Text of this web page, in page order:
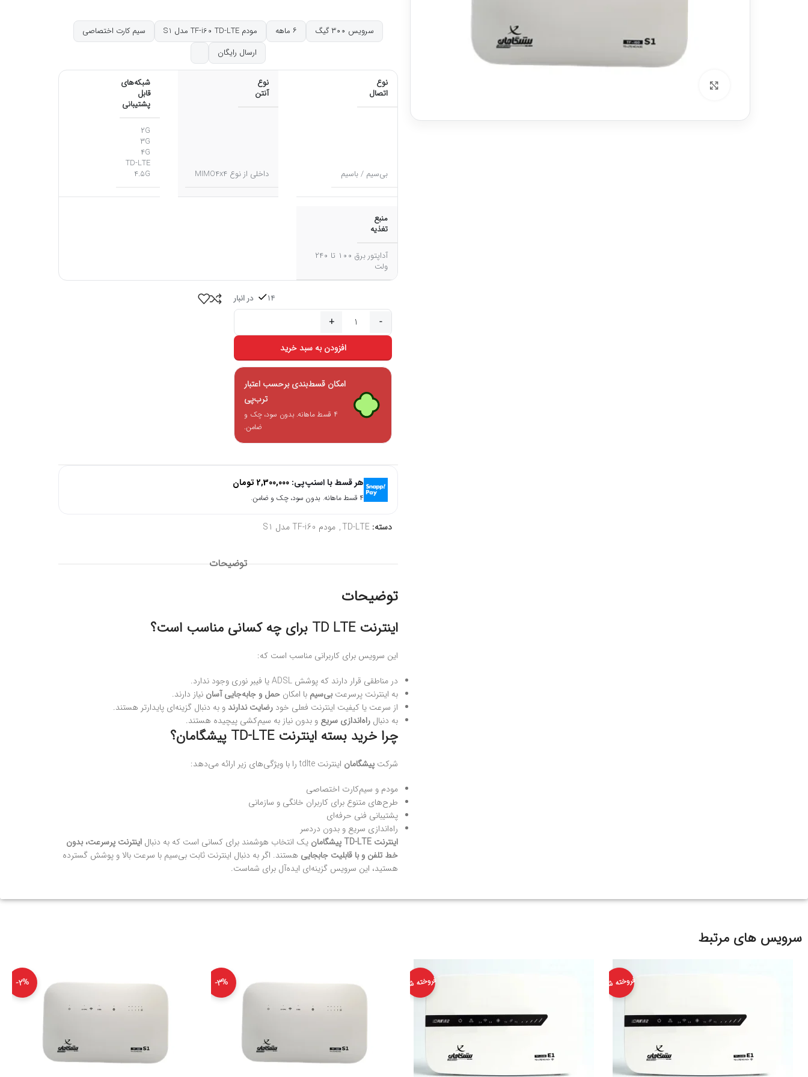
سرویس ۳۰۰ گیگ ۶ ماهه مودم TF-i60 TD-LTE مدل S1
سیم کارت اختصاصی
ارسال رایگان
نوع
اتصال
بی‌سیم / باسیم
نوع
آنتن
داخلی از نوع MIMO۴x۴
شبکه‌های
قابل
پشتیبانی
۲G
۳G
۴G
TD-LTE
۴.۵G
منبع
تغذیه
آداپتور برق ۱۰۰ تا ۲۴۰
ولت
14 در انبار
افزودن به سبد خرید
امکان قسط‌بندی برحسب اعتبار
ترب‌پی
۴ قسط ماهانه. بدون سود، چک و
ضامن.
هر قسط با اسنپ‌پی: 2,300,000 تومان
۴ قسط ماهانه. بدون سود، چک و ضامن.
دسته: TD-LTE
, مودم TF-i60 مدل S1
توضیحات
توضیحات
اینترنت TD LTE برای چه کسانی مناسب است؟
این سرویس برای کاربرانی مناسب است که:
در مناطقی قرار دارند که پوشش ADSL یا فیبر نوری وجود ندارد.
به اینترنت پرسرعتبی‌سیم با امکان حمل و جابه‌جایی آسان نیاز دارند.
از سرعت یا کیفیت اینترنت فعلی خود رضایت ندارندو به دنبال گزینه‌ای پایدارتر هستند.
به دنبال راه‌اندازی سریع و بدون نیاز به سیم‌کشی پیچیده هستند.
چرا خرید بسته اینترنت TD-LTE پیشگامان؟
شرکت پیشگامان اینترنت tdlte را با ویژگی‌های زیر ارائه می‌دهد:
مودم و سیم‌کارت اختصاصی
طرح‌های متنوع برای کاربران خانگی و سازمانی
پشتیبانی فنی حرفه‌ای
راه‌اندازی سریع و بدون دردسر
اینترنت TD-LTE پیشگامان
یک انتخاب هوشمند برای کسانی است که به دنبال اینترنت پرسرعت، بدون
خط تلفن و با قابلیت جابجایی هستند. اگر به دنبال اینترنت ثابت بی‌سیم با سرعت بالا و پوشش گسترده
هستید، این سرویس گزینه‌ای ایده‌آل برای شماست.
سرویس های مرتبط
فروخته شد فروخته شد -3%
-2%